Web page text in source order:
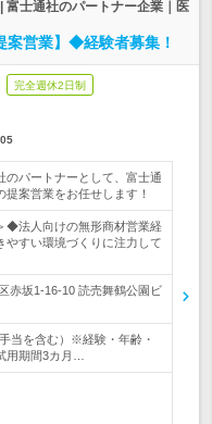
富士通社のパートナー企業｜医
案営業】◆経験者募集！
完全週休2日制
のパートナーとして、富士通
案営業をお任せします！
◆法人向けの無形商材営業経
すい環境づくりに注力して
赤坂1-16-10 読売舞鶴公園ビ
当を含む）※経験・年齢・
用期間3カ月…